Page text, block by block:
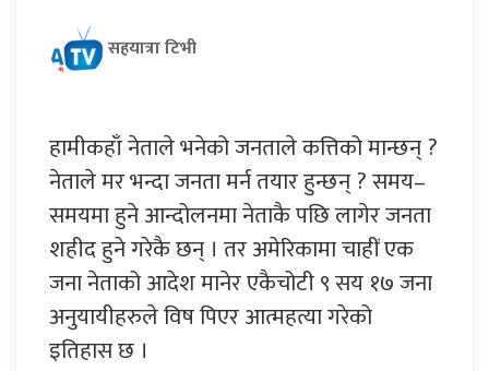
सहयात्रा टिभी
हामीकहाँ नेताले भनेको जनताले कत्तिको मान्छन् ?
नेताले मर भन्दा जनता मर्न तयार हुन्छन् ? समय–
समयमा हुने आन्दोलनमा नेताकै पछि लागेर जनता
शहीद हुने गरेकै छन् । तर अमेरिकामा चाहीं एक
जना नेताको आदेश मानेर एकैचोटी ९ सय १७ जना
अनुयायीहरुले विष पिएर आत्महत्या गरेको
इतिहास छ ।